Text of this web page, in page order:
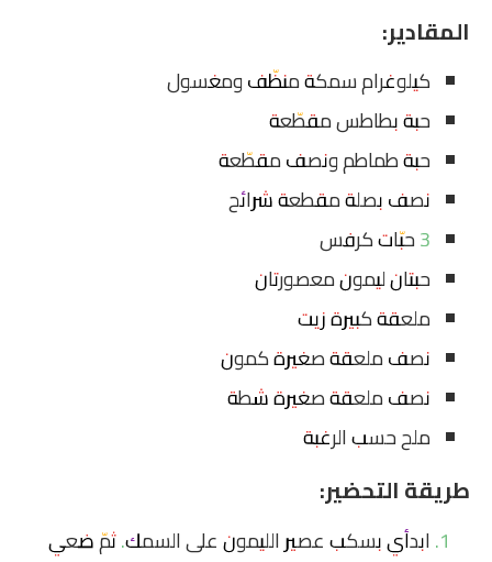
المقادير:
كيلوغرام سمكة منظّف ومغسول
حبة بطاطس مقطّعة
حبة طماطم ونصف مقطّعة
نصف بصلة مقطعة شرائح
3 حبّات كرفس
حبتان ليمون معصورتان
ملعقة كبيرة زيت
نصف ملعقة صغيرة كمون
نصف ملعقة صغيرة شطة
ملح حسب الرغبة
طريقة التحضير:
ابدأي بسكب عصير الليمون على السمك. ثمّ ضعي